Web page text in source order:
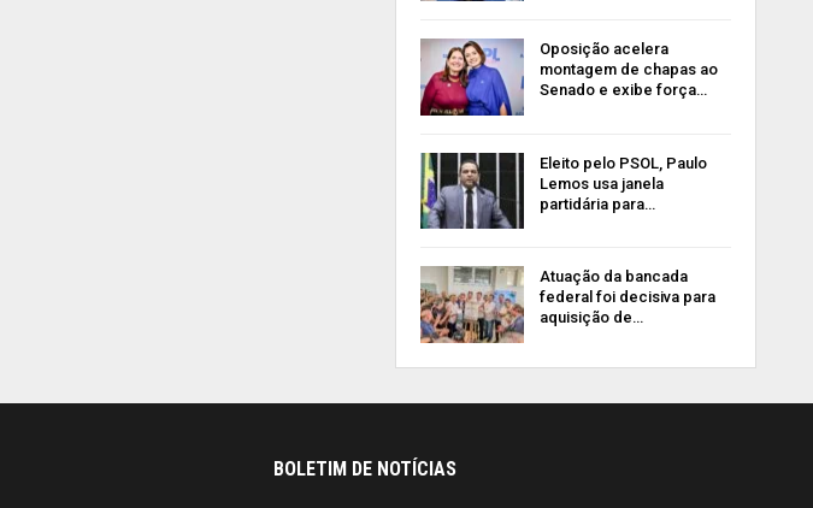
Oposição acelera
montagem de chapas ao
Senado e exibe força…
Eleito pelo PSOL, Paulo
Lemos usa janela
partidária para…
Atuação da bancada
federal foi decisiva para
aquisição de…
BOLETIM DE NOTÍCIAS